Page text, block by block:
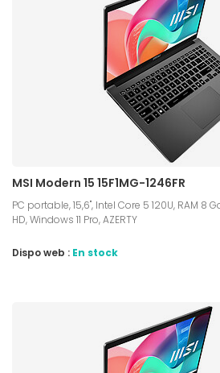
MSI Modern 15 15F1MG-1246FR
PC portable, 15,6", Intel Core 5 120U, RAM 8
HD, Windows 11 Pro, AZERTY
Dispo web : En stock